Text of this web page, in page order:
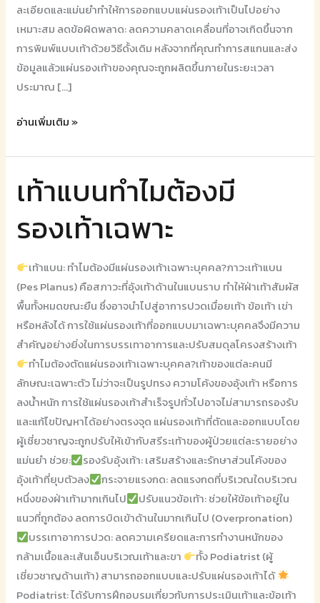
ละเอียดและแม่นยำทำให้การออกแบบแผ่นรองเท้าเป็นไปอย่าง
เหมาะสม ลดข้อผิดพลาด: ลดความคลาดเคลื่อนที่อาจเกิดขึ้นจาก
การพิมพ์แบบเท้าด้วยวิธีดั้งเดิม หลังจากที่คุณทำการสแกนและส่ง
ข้อมูลแล้วแผ่นรองเท้าของคุณจะถูกผลิตขึ้นภายในระยะเวลา
ประมาณ […]
อ่านเพิ่มเติม »
เท้าแบนทำไมต้องมี
รองเท้าเฉพาะ
เท้าแบน: ทำไมต้องมีแผ่นรองเท้าเฉพาะบุคคล?ภาวะเท้าแบน
(Pes Planus) คือสภาวะที่อุ้งเท้าด้านในแบนราบ ทำให้ฝ่าเท้าสัมผัส
พื้นทั้งหมดขณะยืน ซึ่งอาจนำไปสู่อาการปวดเมื่อยเท้า ข้อเท้า เข่า
หรือหลังได้ การใช้แผ่นรองเท้าที่ออกแบบมาเฉพาะบุคคลจึงมีความ
สำคัญอย่างยิ่งในการบรรเทาอาการและปรับสมดุลโครงสร้างเท้า
ทำไมต้องตัดแผ่นรองเท้าเฉพาะบุคคล?เท้าของแต่ละคนมี
ลักษณะเฉพาะตัว ไม่ว่าจะเป็นรูปทรง ความโค้งของอุ้งเท้า หรือการ
ลงน้ำหนัก การใช้แผ่นรองเท้าสำเร็จรูปทั่วไปอาจไม่สามารถรองรับ
และแก้ไขปัญหาได้อย่างตรงจุด แผ่นรองเท้าที่ตัดและออกแบบโดย
ผู้เชี่ยวชาญจะถูกปรับให้เข้ากับสรีระเท้าของผู้ป่วยแต่ละรายอย่าง
แม่นยำ ช่วย:
รองรับอุ้งเท้า: เสริมสร้างและรักษาส่วนโค้งของ
อุ้งเท้าที่ยุบตัวลง
กระจายแรงกด: ลดแรงกดที่บริเวณใดบริเวณ
หนึ่งของฝ่าเท้ามากเกินไป
ปรับแนวข้อเท้า: ช่วยให้ข้อเท้าอยู่ใน
แนวที่ถูกต้อง ลดการบิดเข้าด้านในมากเกินไป (Overpronation)
บรรเทาอาการปวด: ลดความเครียดและการทำงานหนักของ
กล้ามเนื้อและเส้นเอ็นบริเวณเท้าและขา
ทั้ง Podiatrist (ผู้
เชี่ยวชาญด้านเท้า) สามารถออกแบบและปรับแผ่นรองเท้าได้
Podiatrist: ได้รับการฝึกอบรมเกี่ยวกับการประเมินเท้าและข้อเท้า
เท้า
แบน
ทำไม
ต้อง
เฉพาะ